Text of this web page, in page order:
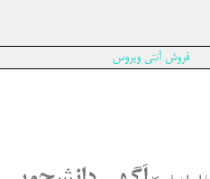
فروش آنتی ویروس